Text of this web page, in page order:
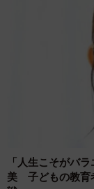
キリリとした表情の